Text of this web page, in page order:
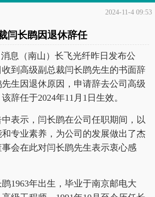
2024-11-4 09:53
闫长鹍因退休辞任
消息（南山）长飞光纤昨日发布公
到高级副总裁闫长鹍先生的书面辞
生因退休原因，申请辞去公司高级
辞任于2024年11月1日生效。
表示，闫长鹍在公司任职期间，以
专业素养，为公司的发展做出了杰
会在此对闫长鹍先生表示衷心感
1963年出生，毕业于南京邮电大